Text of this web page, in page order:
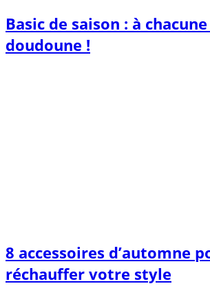
Basic de saison : à
doudoune !
8 accessoires d’automne
réchauffer votre style